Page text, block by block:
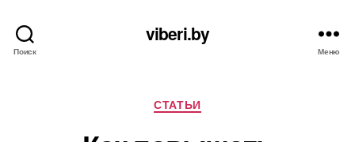
Поиск
viberi.by
Меню
Рубрики
СТАТЬИ